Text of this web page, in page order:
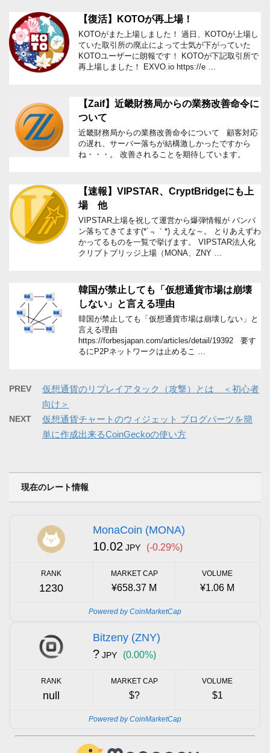
【復活】KOTOが再上場！
KOTOがまた上場しました！ 過日、KOTOが上場し
ていた取引所の廃止によって士気が下がっていた
KOTOユーザーに朗報です！ KOTOが下記取引所で
再上場しました！ EXVO.io https://e …
【Zaif】近畿財務局からの業務改善命令に
ついて
近畿財務局からの業務改善命令について 顧客対応
の遅れ、サーバー落ちが結構激しかったですから
ね・・・。 改善されることを期待しています。
【速報】VIPSTAR、CryptBridgeにも上
場 他
VIPSTAR上場を祝して運営から爆弾情報が バンバ
ン落ちてきてます(*´﹃｀*) ええな～。 とりあえずわ
かってるものを一覧で挙げます。 VIPSTAR法人化
クリプトブリッジ上場（MONA、ZNY …
韓国が禁止しても「仮想通貨市場は崩壊
しない」と言える理由
韓国が禁止しても「仮想通貨市場は崩壊しない」と
言える理由
https://forbesjapan.com/articles/detail/19392 要す
るにP2Pネットワークは止めるこ …
PREV
仮想通貨のリプレイアタック（攻撃）とは ＜初心者
向け＞
NEXT
仮想通貨チャートのウィジェット ブログパーツを簡
単に作成出来るCoinGeckoの使い方
現在のレート情報
MonaCoin (MONA)
10.02 JPY (-0.29%)
RANK
1230
MARKET CAP
¥658.37 M
VOLUME
¥1.06 M
Powered by CoinMarketCap
Bitzeny (ZNY)
? JPY (0.00%)
RANK
null
MARKET CAP
$?
VOLUME
$1
Powered by CoinMarketCap